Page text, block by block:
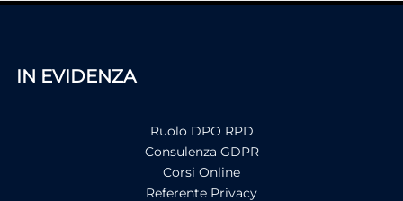
IN EVIDENZA
Ruolo DPO RPD
Consulenza GDPR
Corsi Online
Referente Privacy